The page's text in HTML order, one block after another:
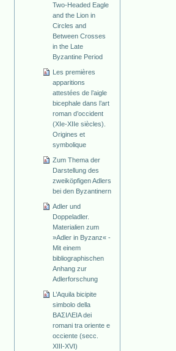
Two-Headed Eagle
and the Lion in
Circles and
Between Crosses
in the Late
Byzantine Period
Les premières
apparitions
attestées de l’aigle
bicephale dans l’art
roman d’occident
(XIe-XIIe siècles).
Origines et
symbolique
Zum Thema der
Darstellung des
zweiköpfigen Adlers
bei den Byzantinern
Adler und
Doppeladler.
Materialien zum
»Adler in Byzanz« -
Mit einem
bibliographischen
Anhang zur
Adlerforschung
L’Aquila bicipite
simbolo della
ΒΑΣΙΛΕΙΑ dei
romani tra oriente e
occiente (secc.
XIII-XVI)